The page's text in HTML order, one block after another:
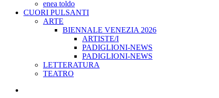
enea toldo
CUORI PULSANTI
ARTE
BIENNALE VENEZIA 2026
ARTISTE/I
PADIGLIONI-NEWS
PADIGLIONI-NEWS
LETTERATURA
TEATRO